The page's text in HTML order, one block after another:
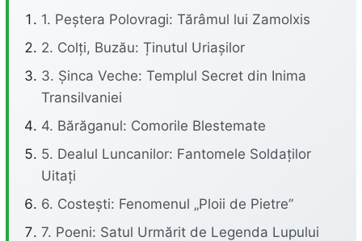
1. Peștera Polovragi: Tărâmul lui Zamolxis
2. Colți, Buzău: Ținutul Uriașilor
3. Șinca Veche: Templul Secret din Inima
Transilvaniei
4. Bărăganul: Comorile Blestemate
5. Dealul Luncanilor: Fantomele Soldaților
Uitați
6. Costești: Fenomenul „Ploii de Pietre”
7. Poeni: Satul Urmărit de Legenda Lupului